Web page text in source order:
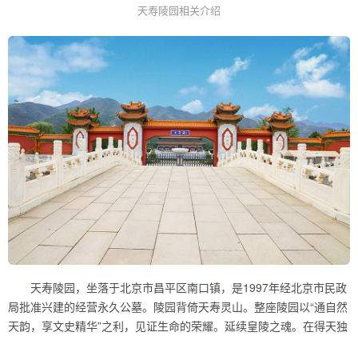
天寿陵园相关介绍
天寿陵园，坐落于北京市昌平区南口镇，是1997年经北京市民政
局批准兴建的经营永久公墓。陵园背倚天寿灵山。整座陵园以“通自然
天韵，享文史精华”之利，见证生命的荣耀。延续皇陵之魂。在得天独